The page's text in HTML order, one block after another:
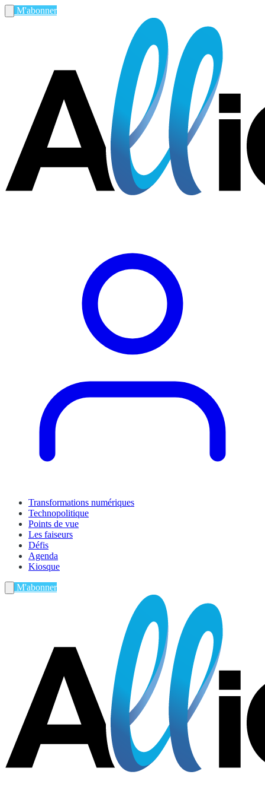
M'abonner
Transformations numériques
Technopolitique
Points de vue
Les faiseurs
Défis
Agenda
Kiosque
M'abonner